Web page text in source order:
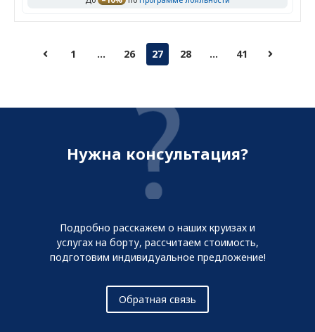
1 ... 26 27 28 ... 41
Нужна консультация?
Подробно расскажем о наших круизах и
услугах на борту, рассчитаем стоимость,
подготовим индивидуальное предложение!
Обратная связь